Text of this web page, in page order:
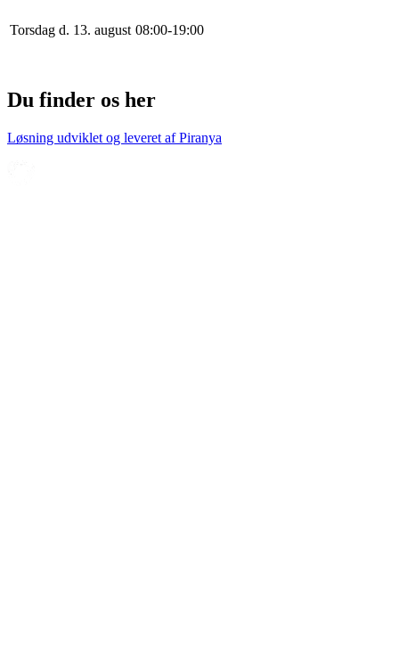
Torsdag d. 13. august 08:00-19:00
Du finder os her
Løsning udviklet og leveret afPiranya